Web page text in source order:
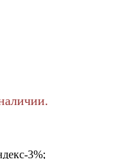
3%;